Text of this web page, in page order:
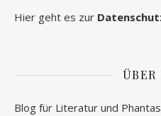
Hier geht es zur
Blog für Literatur und